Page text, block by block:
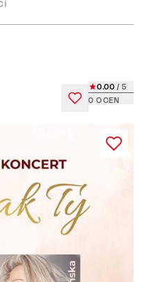
0 OCEN
0.00 / 5